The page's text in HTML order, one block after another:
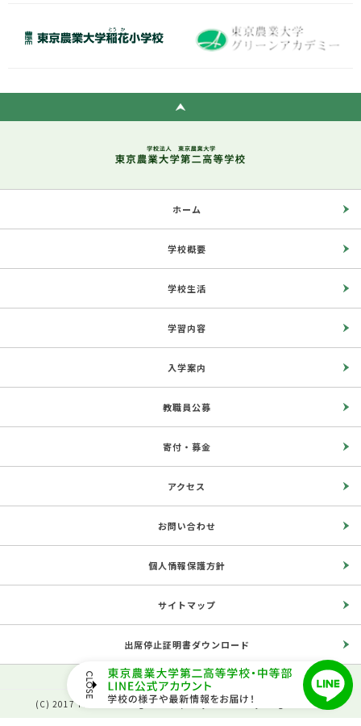
ホーム
学校概要
学校生活
学習内容
入学案内
教職員公募
寄付・募金
アクセス
お問い合わせ
個人情報保護方針
サイトマップ
出席停止証明書ダウンロード
(C) 2017 The Second High School, Tokyo University of Agriculture.